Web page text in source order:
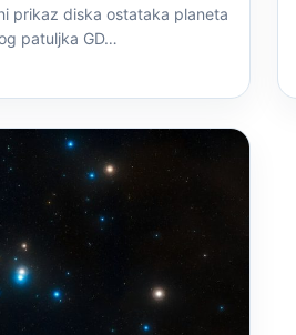
prikaz diska ostataka planeta
patuljka GD…